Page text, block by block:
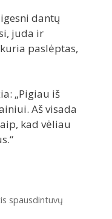
dantų
juda ir
paslėptas,
„Pigiau iš
Aš visada
kad vėliau
spausdintuvų